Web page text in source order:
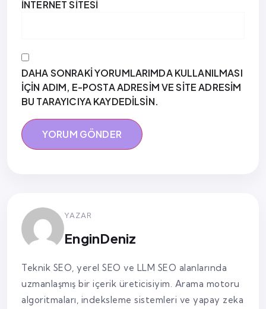
İNTERNET SITESI
DAHA SONRAKI YORUMLARIMDA KULLANILMASI
IÇIN ADIM, E-POSTA ADRESIM VE SITE ADRESIM
BU TARAYICIYA KAYDEDILSIN.
YAZAR
EnginDeniz
Teknik SEO, yerel SEO ve LLM SEO alanlarında
uzmanlaşmış bir içerik üreticisiyim. Arama motoru
algoritmaları, indeksleme sistemleri ve yapay zeka